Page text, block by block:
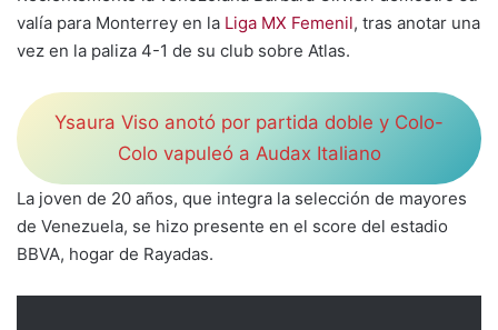
valía para Monterrey en la Liga MX Femenil, tras anotar una
vez en la paliza 4-1 de su club sobre Atlas.
Ysaura Viso anotó por partida doble y Colo-
Colo vapuleó a Audax Italiano
La joven de 20 años, que integra la selección de mayores
de Venezuela, se hizo presente en el score del estadio
BBVA, hogar de Rayadas.